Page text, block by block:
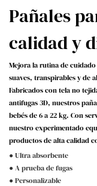
Pañales
calidad y
Mejora la rutina de
suaves, transpirables y de
Fabricados con tela no
antifugas 3D, nuestros
bebés de 6 a 22 kg. Con
nuestro experimentado
productos de alta calidad
● Ultra absorbente
● A prueba de fugas
● Personalizable